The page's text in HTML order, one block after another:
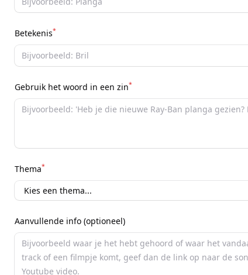
Betekenis*
Gebruik het woord in een zin*
Thema*
Aanvullende info (optioneel)